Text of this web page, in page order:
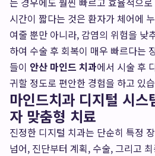
시간이 짧다는 것은 환자가 체어에
여줄 뿐만 아니라, 감염의 위험을 낮
하여 수술 후 회복이 매우 빠르다는
들이 안산 마인드 치과에서 시술 후
귀할 정도로 편안한 경험을 하고 있
마인드치과 디지털 시스
자 맞춤형 치료
진정한 디지털 치과는 단순히 특정
넘어, 진단부터 계획, 수술, 그리고